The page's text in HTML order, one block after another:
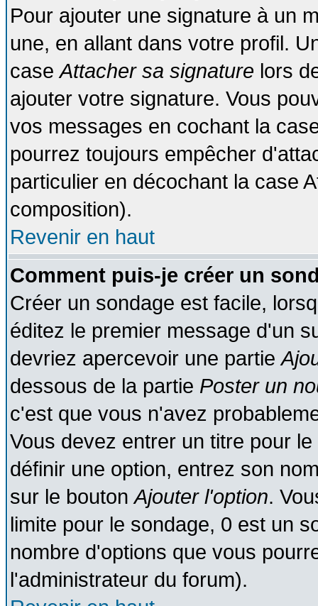
Pour ajouter une signature à un
une, en allant dans votre profil.
caseAttacher sa signature lors
ajouter votre signature. Vous
vos messages en cochant la
pourrez toujours empêcher
particulier en décochant la case
composition).
Revenir en haut
Comment puis-je créer un
Créer un sondage est facile,
éditez le premier message d'un
devriez apercevoir une partie
dessous de la partie Poster un
c'est que vous n'avez
Vous devez entrer un titre pour
définir une option, entrez son
sur le boutonAjouter l'option.
limite pour le sondage, 0 est un
nombre d'options que vous
l'administrateur du forum).